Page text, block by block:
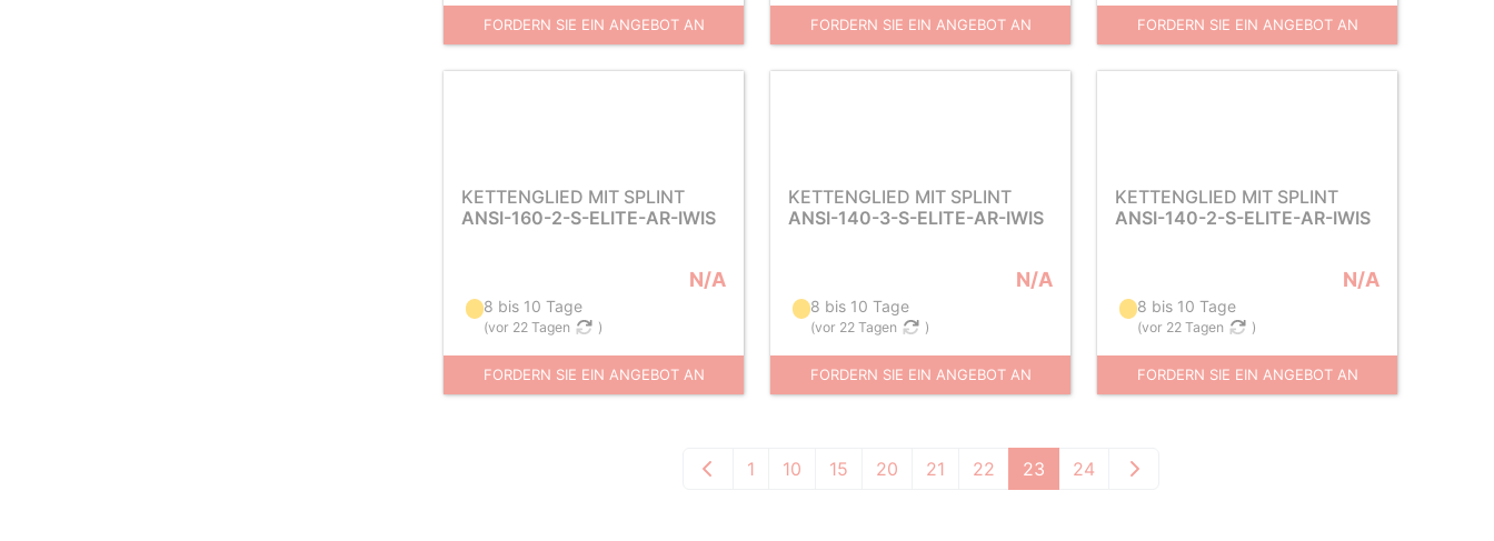
FORDERN SIE EIN ANGEBOT AN FORDERN SIE EIN ANGEBOT AN FORDERN SIE EIN ANGEBOT AN
KETTENGLIED MIT SPLINT
ANSI-160-2-S-ELITE-AR-IWIS
N/A
8 bis 10 Tage
(vor 22 Tagen )
FORDERN SIE EIN ANGEBOT AN
KETTENGLIED MIT SPLINT
ANSI-140-3-S-ELITE-AR-IWIS
N/A
8 bis 10 Tage
(vor 22 Tagen )
FORDERN SIE EIN ANGEBOT AN
KETTENGLIED MIT SPLINT
ANSI-140-2-S-ELITE-AR-IWIS
N/A
8 bis 10 Tage
(vor 22 Tagen )
FORDERN SIE EIN ANGEBOT AN
1 10 15 20 21 22 23 24